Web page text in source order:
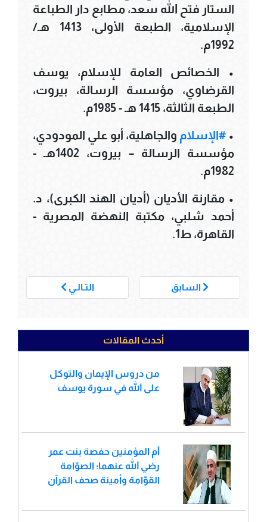
الستار فتح الله سعد، مطابع دار الطباعة
الإسلامية، الطبعة الأولى، 1413 هـ/
1992م.
• الخصائص العامة للإسلام، يوسف
القرضاوي، مؤسسة الرسالة، بيروت،
الطبعة الثالثة، 1415 هـ - 1985م.
• #الإسلام والجاهلية، أبو علي المودودي،
مؤسسة الرسالة – بيروت، 1402هـ -
1982م.
• مقارنة الأديان (أديان الهند الكبرى)، د.
أحمد شلبي، مكتبة النهضة المصرية -
القاهرة، ط1.
السابق التـالـي
أحدث المقالات
من دروس الإيمان والتوكل
على الله في سورة يوسف
أم المؤمنين حفصة بنت عمر
رضي الله عنهما؛ الصوّامة
القوّامة وأمينة صحف القرآن